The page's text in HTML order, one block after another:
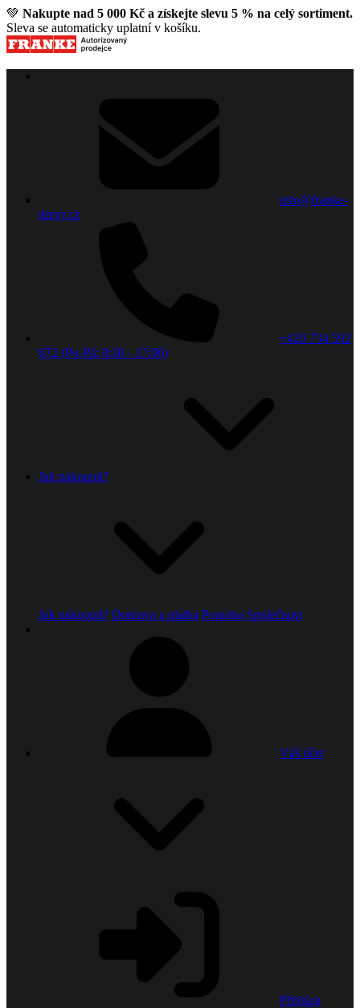
💚 Nakupte nad 5 000 Kč a získejte slevu 5 % na celý sortiment.
Sleva se automaticky uplatní v košíku.
info@franke-
drezy.cz
+420 734 592
672 (Po-Pá: 8:30 - 17:00)
Jak nakoupit?
Jak nakoupit? Doprava a platba Poradna Společnost
Váš účet
Přihlásit